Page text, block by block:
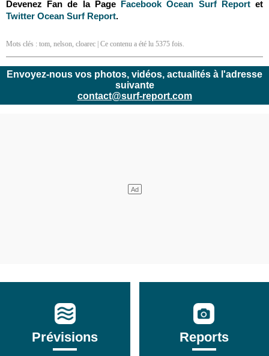
Devenez Fan de la Page Facebook Ocean Surf Reportet
Twitter Ocean Surf Report.
Mots clés : tom, nelson, cloarec | Ce contenu a été lu 5375 fois.
Envoyez-nous vos photos, vidéos, actualités à l'adresse
suivante
contact@surf-report.com
Prévisions Reports